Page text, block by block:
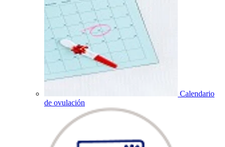
Calendario
de ovulación